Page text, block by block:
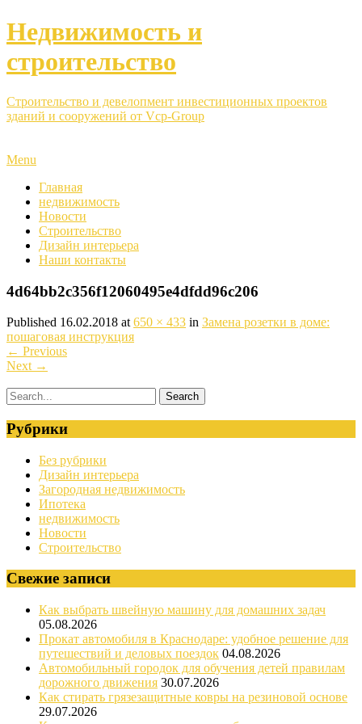
Недвижимость и
строительство
Строительство и девелопмент инвестиционных проектов
зданий и сооружений от Vcp-Group
Menu
Главная
недвижимость
Новости
Строительство
Дизайн интерьера
Наши контакты
4d64bb2c356f12060495e4dfdd96c206
Published 16.02.2018 at 650 × 433 in Замена розетки в доме:
пошаговая инструкция
← Previous
Next →
Рубрики
Без рубрики
Дизайн интерьера
Загородная недвижимость
Ипотека
недвижимость
Новости
Строительство
Свежие записи
Как выбрать швейную машину для домашних задач
05.08.2026
Прокат автомобиля в Краснодаре: удобное решение для
путешествий и деловых поездок 04.08.2026
Автомобильный городок для обучения детей правилам
дорожного движения 30.07.2026
Как стирать грязезащитные ковры на резиновой основе
29.07.2026